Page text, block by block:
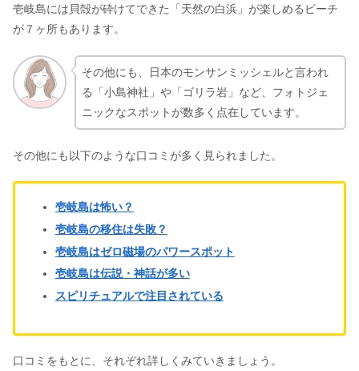
プのバラ売りやグリーン車もお得
リゾートバイトは危ない&やめとけ？
壱岐島には貝殻が砕けてできた「天然の白浜」が楽しめるビーチ
が７ヶ所もあります。
その他にも、日本のモンサンミッシェルと言われ
る「小島神社」や「ゴリラ岩」など、フォトジェ
ニックなスポットが数多く点在しています。
その他にも以下のような口コミが多く見られました。
壱岐島は怖い？
壱岐島の移住は失敗？
壱岐島はゼロ磁場のパワースポット
壱岐島は伝説・神話が多い
スピリチュアルで注目されている
口コミをもとに、それぞれ詳しくみていきましょう。